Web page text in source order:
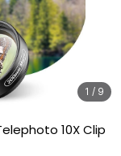
1 / 9
10X Clip